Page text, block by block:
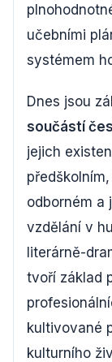
učebními
systémem
Dnes jsou
součástí
jejich
odborném a
vzdělání v
literárně-
tvoří základ
kultivované
kulturního